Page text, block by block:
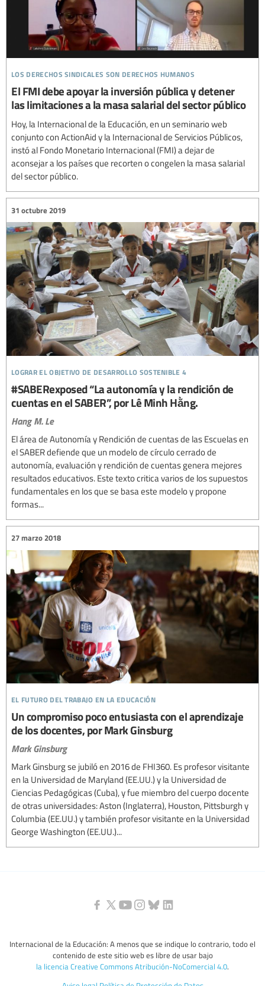
los derechos sindicales son derechos humanos
El FMI debe apoyar la inversión pública y detener
las limitaciones a la masa salarial del sector público
Hoy, la Internacional de la Educación, en un seminario web
conjunto con ActionAid y la Internacional de Servicios Públicos,
instó al Fondo Monetario Internacional (FMI) a dejar de
aconsejar a los países que recorten o congelen la masa salarial
del sector público.
lograr el objetivo de desarrollo sostenible 4
31 octubre 2019
#SABERexposed “La autonomía y la rendición de
cuentas en el SABER”, por Lê Minh Hằng.
Hang M. Le
El área de Autonomía y Rendición de cuentas de las Escuelas en
el SABER defiende que un modelo de círculo cerrado de
autonomía, evaluación y rendición de cuentas genera mejores
resultados educativos. Este texto critica varios de los supuestos
fundamentales en los que se basa este modelo y propone
formas...
el futuro del trabajo en la educación
27 marzo 2018
Un compromiso poco entusiasta con el aprendizaje
de los docentes, por Mark Ginsburg
Mark Ginsburg
Mark Ginsburg se jubiló en 2016 de FHI360. Es profesor visitante
en la Universidad de Maryland (EE.UU.) y la Universidad de
Ciencias Pedagógicas (Cuba), y fue miembro del cuerpo docente
de otras universidades: Aston (Inglaterra), Houston, Pittsburgh y
Columbia (EE.UU.) y también profesor visitante en la Universidad
George Washington (EE.UU.)...
Internacional de la Educación: A menos que se indique lo contrario, todo el
contenido de este sitio web es libre de usar bajo
la licencia Creative Commons Atribución-NoComercial 4.0.